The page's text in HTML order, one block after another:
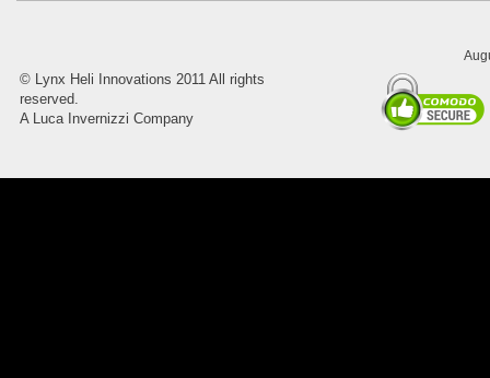
© Lynx Heli Innovations 2011 All rights
reserved.
A Luca Invernizzi Company